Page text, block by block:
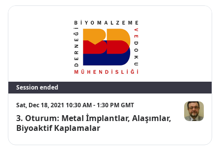
Session ended
Sat, Dec 18, 2021 10:30 AM - 1:30 PM GMT
3. Oturum: Metal İmplantlar, Alaşımlar,
Biyoaktif Kaplamalar
Hüseyin